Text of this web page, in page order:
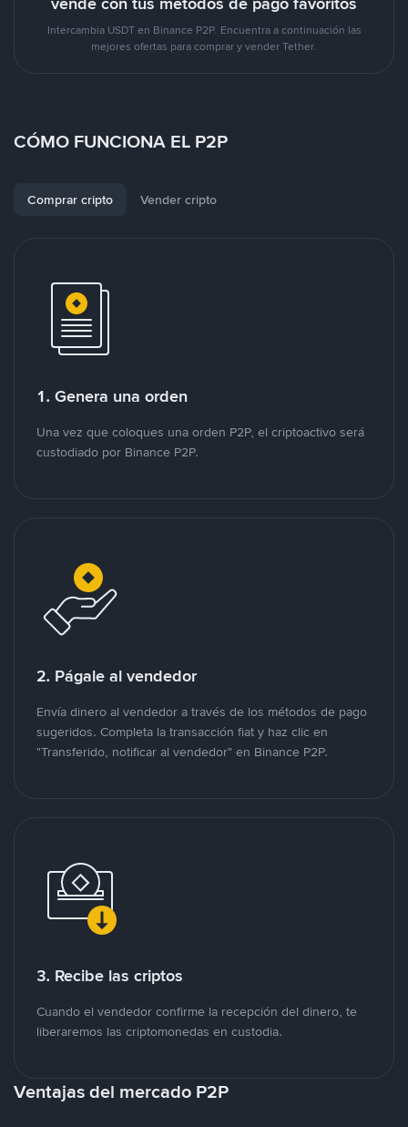
Intercambia USDT en Binance P2P. Encuentra a continuación las
mejores ofertas para comprar y vender Tether.
CÓMO FUNCIONA EL P2P
Comprar cripto Vender cripto
1. Genera una orden
Una vez que coloques una orden P2P, el criptoactivo será
custodiado por Binance P2P.
2. Págale al vendedor
Envía dinero al vendedor a través de los métodos de pago
sugeridos. Completa la transacción fiat y haz clic en
"Transferido, notificar al vendedor" en Binance P2P.
3. Recibe las criptos
Cuando el vendedor confirme la recepción del dinero, te
liberaremos las criptomonedas en custodia.
Ventajas del mercado P2P